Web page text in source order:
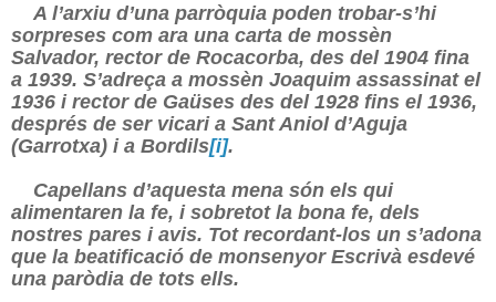
A l’arxiu d’una parròquia poden trobar-s’hi
sorpreses com ara una carta de mossèn
Salvador, rector de Rocacorba, des del 1904 fina
a 1939. S’adreça a mossèn Joaquim assassinat el
1936 i rector de Gaüses des del 1928 fins el 1936,
després de ser vicari a Sant Aniol d’Aguja
(Garrotxa) i a Bordils[i].
Capellans d’aquesta mena són els qui
alimentaren la fe, i sobretot la bona fe, dels
nostres pares i avis. Tot recordant-los un s’adona
que la beatificació de monsenyor Escrivà esdevé
una paròdia de tots ells.